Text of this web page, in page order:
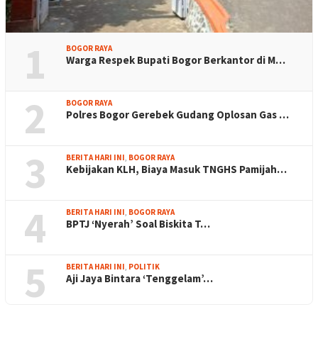
1 BOGOR RAYA
Warga Respek Bupati Bogor Berkantor di M…
2 BOGOR RAYA
Polres Bogor Gerebek Gudang Oplosan Gas …
3 BERITA HARI INI, BOGOR RAYA
Kebijakan KLH, Biaya Masuk TNGHS Pamijah…
4 BERITA HARI INI, BOGOR RAYA
BPTJ ‘Nyerah’ Soal Biskita T…
5 BERITA HARI INI, POLITIK
Aji Jaya Bintara ‘Tenggelam’…